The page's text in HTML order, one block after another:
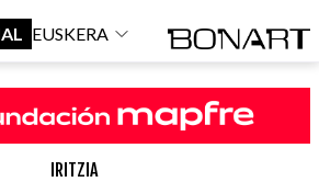
EUSKERA
IRITZIA